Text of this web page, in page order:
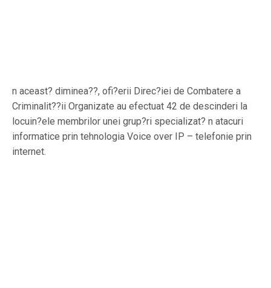
n aceast? diminea??, ofi?erii Direc?iei de Combatere a
Criminalit??ii Organizate au efectuat 42 de descinderi la
locuin?ele membrilor unei grup?ri specializat? n atacuri
informatice prin tehnologia Voice over IP – telefonie prin
internet.